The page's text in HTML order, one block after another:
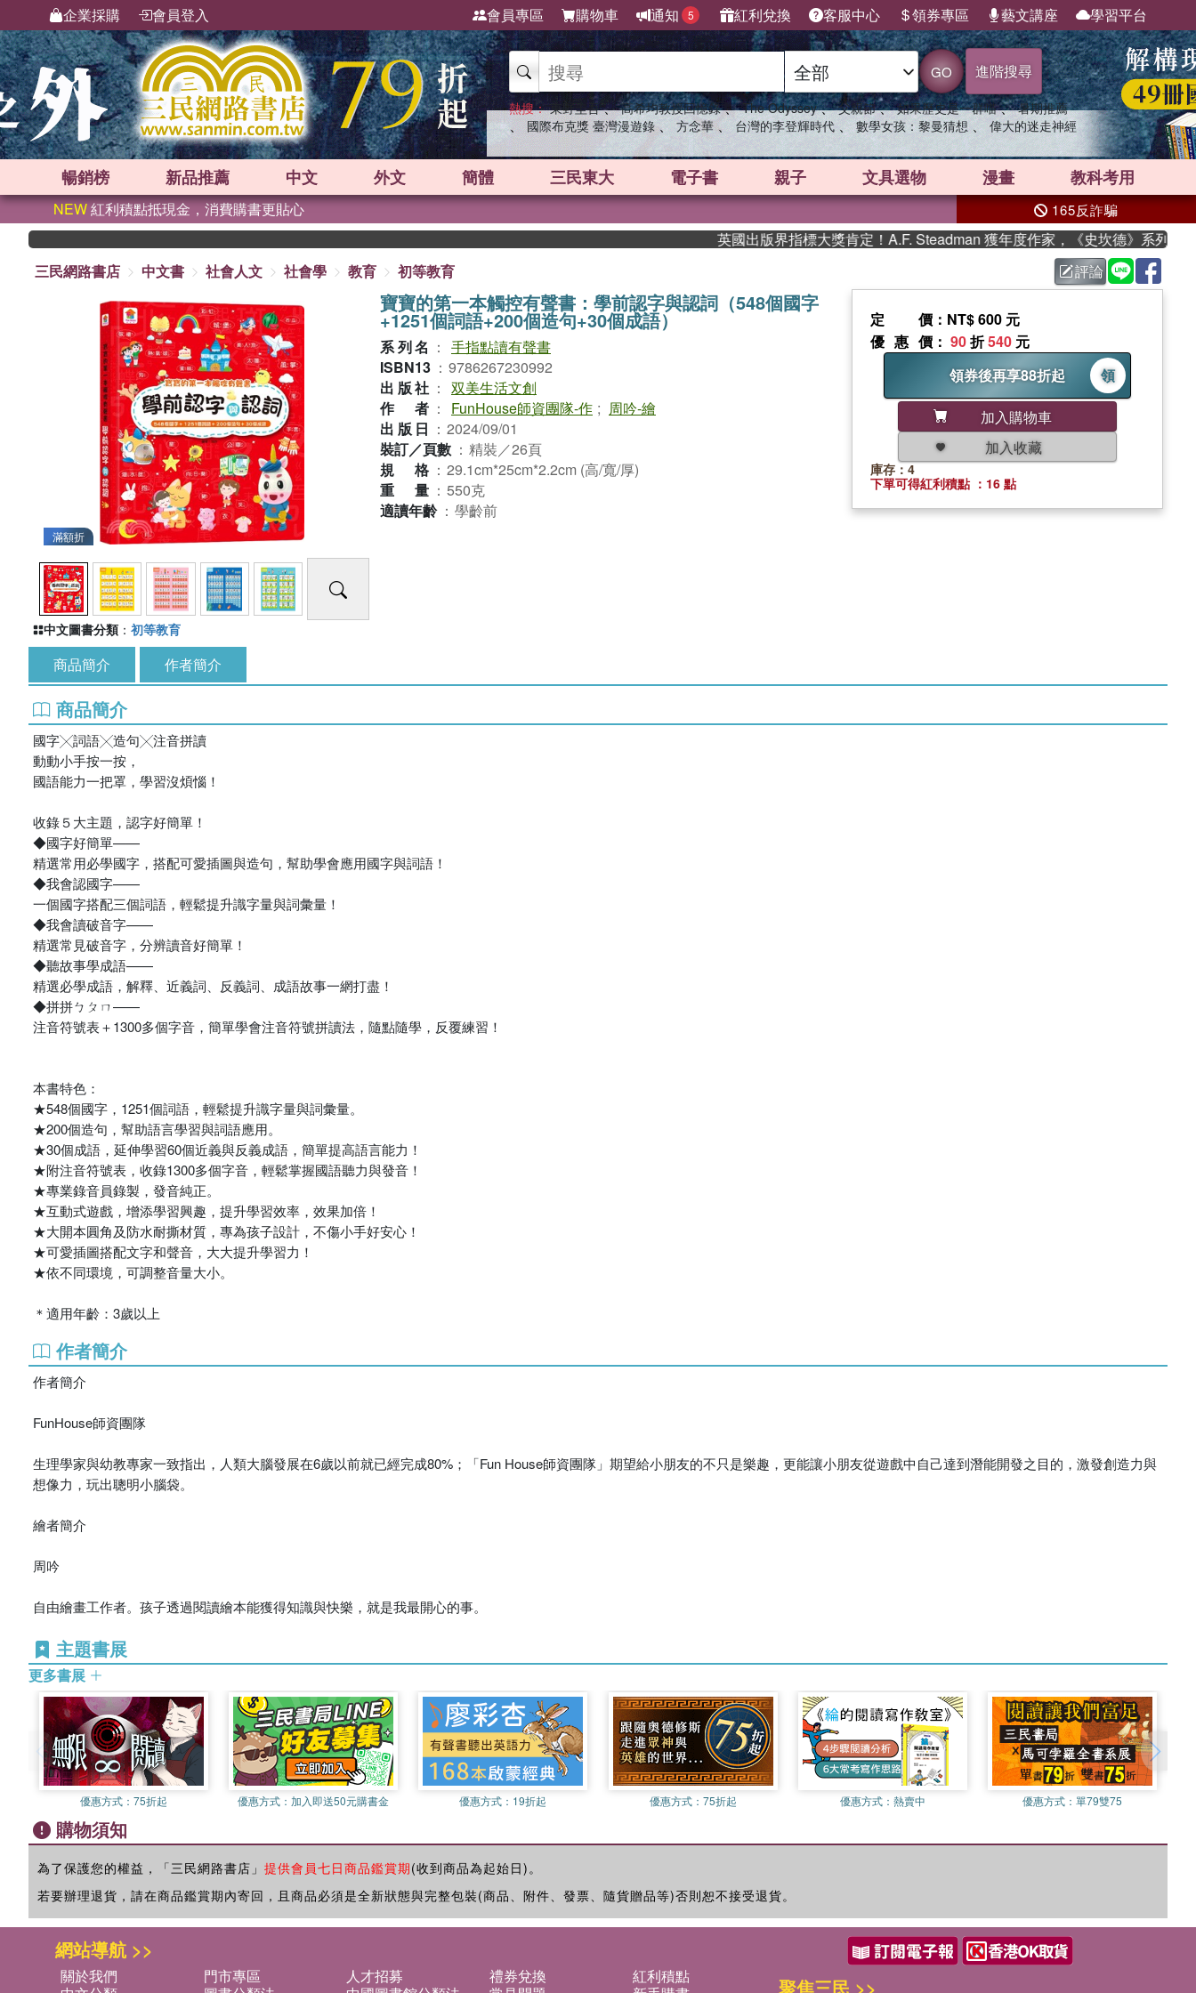
企業採購 會員登入 會員專區 購物車 通知 5 紅利兌換 客服中心 領券專區 藝文講座 學習平台
GO 進階搜尋
熱搜： 東野圭吾 、 高希均教授回憶錄 、 The Odyssey 、 父親節 、 如果歷史是一群喵 、 暑期推薦
、 國際布克獎 臺灣漫遊錄 、 方念華 、 台灣的李登輝時代 、 數學女孩：黎曼猜想 、 偉大的迷走神經
暢銷榜 新品推薦 中文 外文 簡體 三民東大 電子書 親子 文具選物 漫畫 教科考用
NEW紅利積點抵現金，消費購書更貼心 165反詐騙
英國出版界指標大獎肯定！A.F. Steadman 獲年度作家，《史坎德》系列帶你踏上
三民網路書店
中文書 社會人文 社會學 教育 初等教育 評論
滿額折
寶寶的第一本觸控有聲書：學前認字與認詞（548個國字
+1251個詞語+200個造句+30個成語）
系列名 ： 手指點讀有聲書
ISBN13 ： 9786267230992
出版社 ： 双美生活文創
作者 ： FunHouse師資團隊-作 ; 周吟-繪
出版日 ： 2024/09/01
裝訂／頁數 ： 精裝／26頁
規格 ： 29.1cm*25cm*2.2cm (高/寬/厚)
重量 ： 550克
適讀年齡 ： 學齡前
定價 ：NT$ 600 元
優惠價 ： 90折540 元
領券後再享88折起
領
加入購物車
加入收藏
庫存：4
下單可得紅利積點 ：16 點
中文圖書分類 ： 初等教育
商品簡介 作者簡介
商品簡介
國字╳詞語╳造句╳注音拼讀
動動小手按一按，
國語能力一把罩，學習沒煩惱！
收錄５大主題，認字好簡單！
◆國字好簡單——
精選常用必學國字，搭配可愛插圖與造句，幫助學會應用國字與詞語！
◆我會認國字——
一個國字搭配三個詞語，輕鬆提升識字量與詞彙量！
◆我會讀破音字——
精選常見破音字，分辨讀音好簡單！
◆聽故事學成語——
精選必學成語，解釋、近義詞、反義詞、成語故事一網打盡！
◆拼拼ㄅㄆㄇ——
注音符號表＋1300多個字音，簡單學會注音符號拼讀法，隨點隨學，反覆練習！
本書特色：
★548個國字，1251個詞語，輕鬆提升識字量與詞彙量。
★200個造句，幫助語言學習與詞語應用。
★30個成語，延伸學習60個近義與反義成語，簡單提高語言能力！
★附注音符號表，收錄1300多個字音，輕鬆掌握國語聽力與發音！
★專業錄音員錄製，發音純正。
★互動式遊戲，增添學習興趣，提升學習效率，效果加倍！
★大開本圓角及防水耐撕材質，專為孩子設計，不傷小手好安心！
★可愛插圖搭配文字和聲音，大大提升學習力！
★依不同環境，可調整音量大小。
＊適用年齡：3歲以上
作者簡介
作者簡介
FunHouse師資團隊
生理學家與幼教專家一致指出，人類大腦發展在6歲以前就已經完成80%；「Fun House師資團隊」期望給小朋友的不只是樂趣，更能讓小朋友從遊戲中自己達到潛能開發之目的，激發創造力與
想像力，玩出聰明小腦袋。
繪者簡介
周吟
自由繪畫工作者。孩子透過閱讀繪本能獲得知識與快樂，就是我最開心的事。
主題書展
更多書展
優惠方式： 75折起 優惠方式： 加入即送50元購書金 優惠方式： 19折起 優惠方式： 75折起 優惠方式： 熱賣中 優惠方式：單79雙75
購物須知
為了保護您的權益，「三民網路書店」 提供會員七日商品鑑賞期(收到商品為起始日)。
若要辦理退貨，請在商品鑑賞期內寄回，且商品必須是全新狀態與完整包裝(商品、附件、發票、隨貨贈品等)否則恕不接受退貨。
網站導航 >>
關於我們 門市專區 人才招募 禮券兌換
紅利積點
聚焦三民 >>